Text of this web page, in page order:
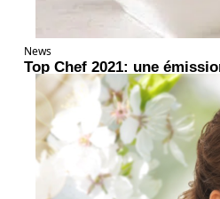
News
Top Chef 2021: une